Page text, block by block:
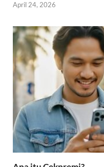
April 24, 2026